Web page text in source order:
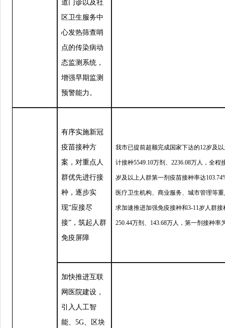
道门诊以及社
区卫生服务中
心发热筛查哨
点的传染病动
态监测系统，
增强早期监测
预警能力。
有序实施新冠
疫苗接种方
案，对重点人
群优先进行接
种，逐步实
现“应接尽
接” ，筑起人群
免疫屏障
我市已提前超额完成国家下达的12岁及
计接种5549.10万剂、2236.08万人，全
岁及以上人群第一剂疫苗接种率达
医疗卫生机构、商业服务、城市管理等
求加速推进加强免疫接种和3-11岁人群
250.44万剂、143.68万人，第一剂接种率
加快推进互联
网医院建设，
引入人工智
能、5G、区块